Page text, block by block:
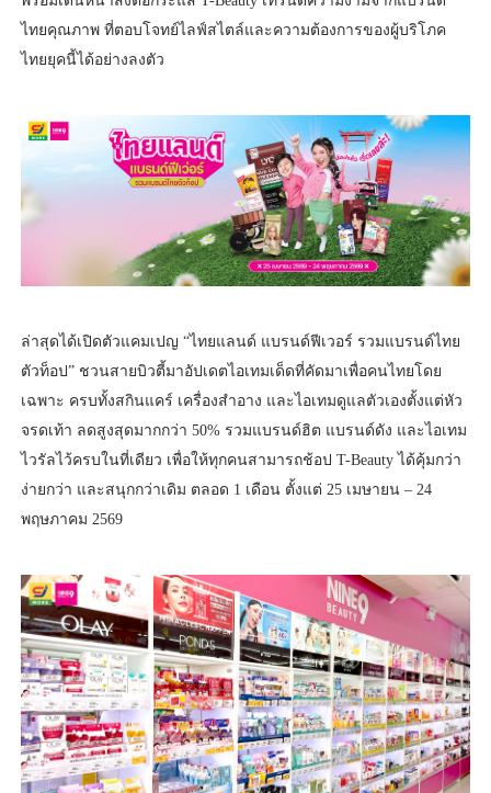
ไทยคุณภาพ ที่ตอบโจทย์ไลฟ์สไตล์และความต้องการของผู้บริโภค
ไทยยุคนี้ได้อย่างลงตัว
ล่าสุดได้เปิดตัวแคมเปญ “ไทยแลนด์ แบรนด์ฟีเวอร์ รวมแบรนด์ไทย
ตัวท็อป” ชวนสายบิวตี้มาอัปเดตไอเทมเด็ดที่คัดมาเพื่อคนไทยโดย
เฉพาะ ครบทั้งสกินแคร์ เครื่องสำอาง และไอเทมดูแลตัวเองตั้งแต่หัว
จรดเท้า ลดสูงสุดมากกว่า 50% รวมแบรนด์ฮิต แบรนด์ดัง และไอเทม
ไวรัลไว้ครบในที่เดียว เพื่อให้ทุกคนสามารถช้อป T-Beauty ได้คุ้มกว่า
ง่ายกว่า และสนุกกว่าเดิม ตลอด 1 เดือน ตั้งแต่ 25 เมษายน – 24
พฤษภาคม 2569